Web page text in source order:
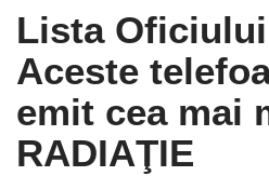
Lista
Aceste
emit cea mai
RADIAŢIE